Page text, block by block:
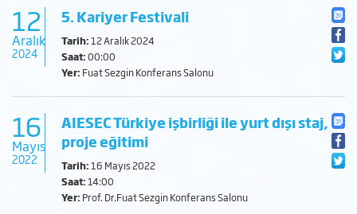
12
Aralık
2024
5. Kariyer Festivali
Tarih:12 Aralık 2024
Saat:00:00
Yer: Fuat Sezgin Konferans Salonu
16
Mayıs
2022
AIESEC Türkiye işbirliği ile yurt dışı staj,
proje eğitimi
Tarih:16 Mayıs 2022
Saat:14:00
Yer: Prof. Dr.Fuat Sezgin Konferans Salonu